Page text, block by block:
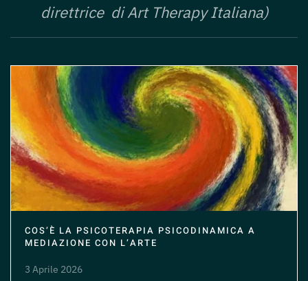
direttrice di Art Therapy Italiana)
COS’È LA PSICOTERAPIA PSICODINAMICA A
MEDIAZIONE CON L’ARTE
3 Aprile 2026